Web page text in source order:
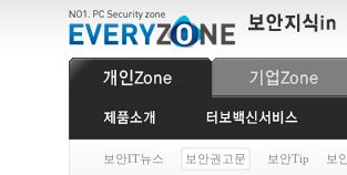
보안IT뉴스 보안권고문 보안Tip 보